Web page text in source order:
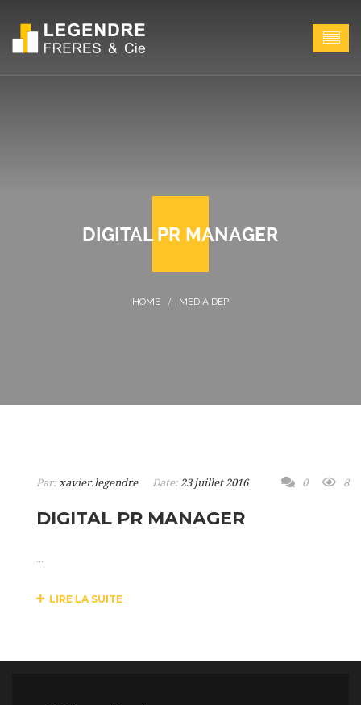
DIGITAL PR MANAGER
MEDIA DEP
Par: xavier.legendre Date: 23 juillet 2016 0 8
DIGITAL PR MANAGER
...
LIRE LA SUITE